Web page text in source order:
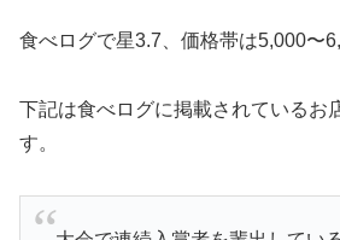
食べログで星3.7、価格帯は5,000〜
下記は食べログに掲載されているお
す。